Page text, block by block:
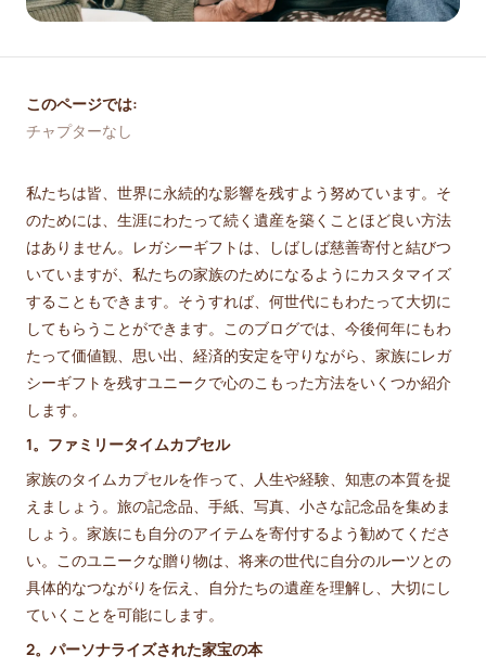
このページでは:
チャプターなし
私たちは皆、世界に永続的な影響を残すよう努めています。そ
のためには、生涯にわたって続く遺産を築くことほど良い方法
はありません。レガシーギフトは、しばしば慈善寄付と結びつ
いていますが、私たちの家族のためになるようにカスタマイズ
することもできます。そうすれば、何世代にもわたって大切に
してもらうことができます。このブログでは、今後何年にもわ
たって価値観、思い出、経済的安定を守りながら、家族にレガ
シーギフトを残すユニークで心のこもった方法をいくつか紹介
します。
1。ファミリータイムカプセル
家族のタイムカプセルを作って、人生や経験、知恵の本質を捉
えましょう。旅の記念品、手紙、写真、小さな記念品を集めま
しょう。家族にも自分のアイテムを寄付するよう勧めてくださ
い。このユニークな贈り物は、将来の世代に自分のルーツとの
具体的なつながりを伝え、自分たちの遺産を理解し、大切にし
ていくことを可能にします。
2。パーソナライズされた家宝の本